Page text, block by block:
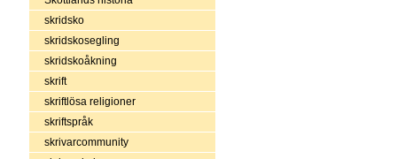
skridsko
skridskosegling
skridskoåkning
skrift
skriftlösa religioner
skriftspråk
skrivarcommunity